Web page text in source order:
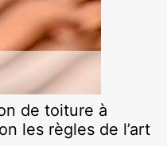
de toiture à
les règles de l’art